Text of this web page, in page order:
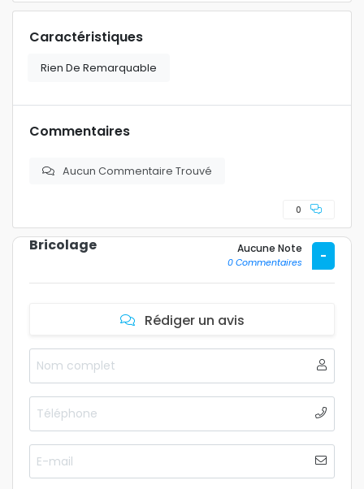
Caractéristiques
Rien De Remarquable
Commentaires
Aucun Commentaire Trouvé
0
Bricolage Aucune Note
0 Commentaires -
Rédiger un avis